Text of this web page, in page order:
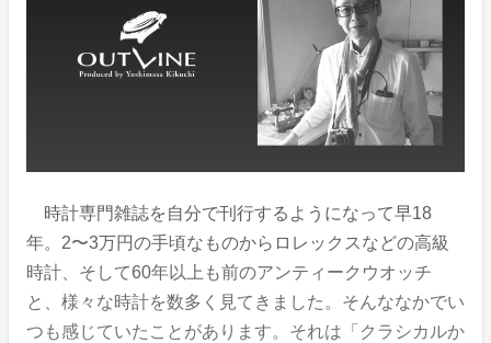
時計専門雑誌を自分で刊行するようになって早18
年。2〜3万円の手頃なものからロレックスなどの高級
時計、そして60年以上も前のアンティークウオッチ
と、様々な時計を数多く見てきました。そんななかでい
つも感じていたことがあります。それは「クラシカルか